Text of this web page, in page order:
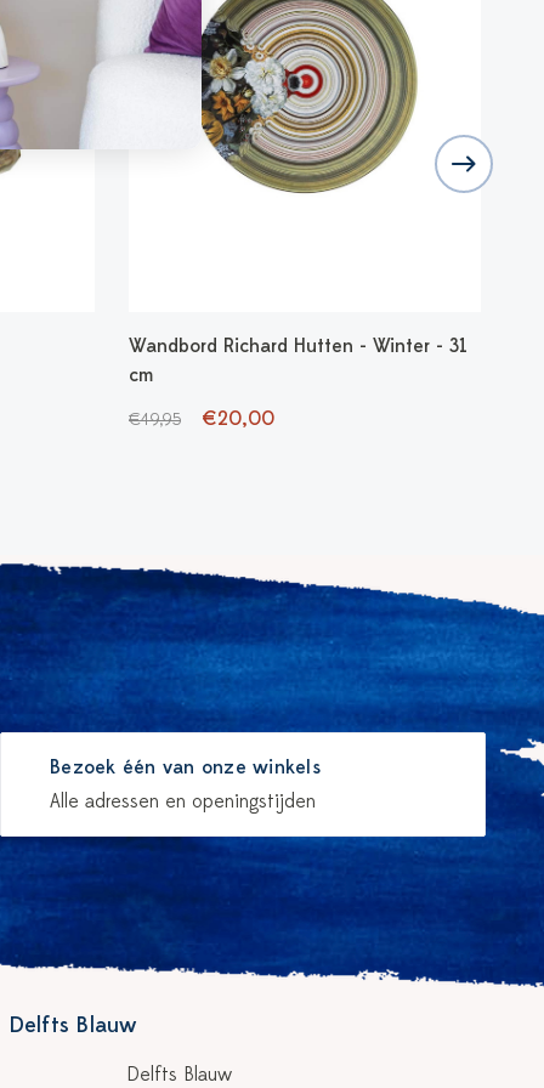
Wandbord Richard Hutten - Winter - 31
cm
€49,95 €20,00
Bezoek één van onze winkels
Alle adressen en openingstijden
Delfts Blauw
Delfts Blauw